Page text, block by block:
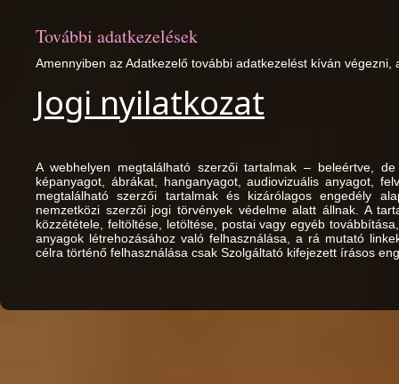
További adatkezelések
Amennyiben az Adatkezelő további adatkezelést kíván
Jogi nyilatkozat
A webhelyen megtalálható szerzői tartalmak – beleértve,
képanyagot, ábrákat, hanganyagot, audiovizuális anyagot,
megtalálható szerzői tartalmak és kizárólagos engedély
nemzetközi szerzői jogi törvények védelme alatt állnak. A
közzététele, feltöltése, letöltése, postai vagy egyéb
anyagok létrehozásához való felhasználása, a rá mutató
célra történő felhasználása csak Szolgáltató kifejezett írásos